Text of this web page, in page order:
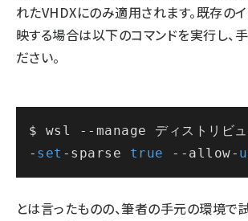
れたVHDXにのみ適用されます。既存の
映する場合は以下のコマンドを実行し、
ださい。
$ wsl --manage ディストリビュ
- set -sparse true --allow-
とは言ったものの、筆者の手元の環境で